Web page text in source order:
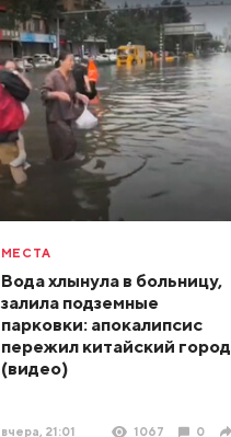
МЕСТА
Вода хлынула в больницу,
залила подземные
парковки: апокалипсис
пережил китайский город
(видео)
вчера, 21:01 1067 0